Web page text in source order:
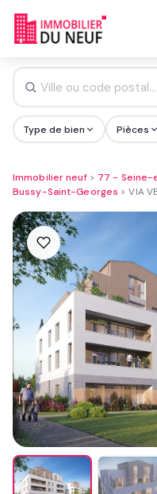
Type de bien Pièces
Immobilier neuf> 77 - Seine-
Bussy-Saint-Georges >VIA